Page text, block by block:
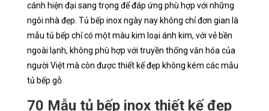
cánh hiện đại sang trọng để đáp ứng phù hợp với những
ngôi nhà đẹp. Tủ bếp inox ngày nay không chỉ đơn gian là
mẫu tủ bếp chỉ có một màu kim loại ánh kim, với vẻ bền
ngoài lạnh, không phù hợp với truyền thống văn hóa của
người Việt mà còn được thiết kế đẹp không kém các mẫu
tủ bếp gỗ.
70 Mẫu tủ bếp inox thiết kế đẹp